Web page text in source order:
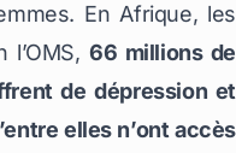
En Afrique, les
l’OMS,66 millions de
de dépression et
elles n’ont accès